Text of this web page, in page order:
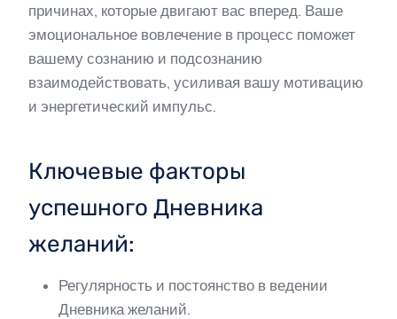
причинах, которые двигают вас вперед. Ваше
эмоциональное вовлечение в процесс поможет
вашему сознанию и подсознанию
взаимодействовать, усиливая вашу мотивацию
и энергетический импульс.
Ключевые факторы
успешного Дневника
желаний:
Регулярность и постоянство в ведении
Дневника желаний.